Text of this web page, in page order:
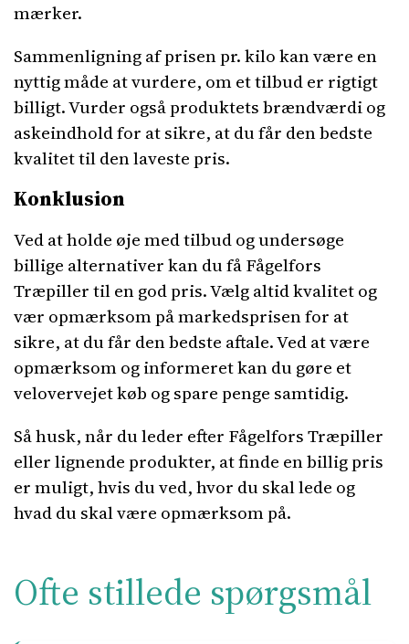
mærker.
Sammenligning af prisen pr. kilo kan være en
nyttig måde at vurdere, om et tilbud er rigtigt
billigt. Vurder også produktets brændværdi og
askeindhold for at sikre, at du får den bedste
kvalitet til den laveste pris.
Konklusion
Ved at holde øje med tilbud og undersøge
billige alternativer kan du få Fågelfors
Træpiller til en god pris. Vælg altid kvalitet og
vær opmærksom på markedsprisen for at
sikre, at du får den bedste aftale. Ved at være
opmærksom og informeret kan du gøre et
velovervejet køb og spare penge samtidig.
Så husk, når du leder efter Fågelfors Træpiller
eller lignende produkter, at finde en billig pris
er muligt, hvis du ved, hvor du skal lede og
hvad du skal være opmærksom på.
Ofte stillede spørgsmål